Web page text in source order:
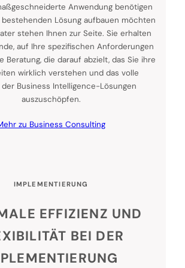
Anwendung benötigen
Lösung aufbauen möchten
stehen Ihnen zur Seite. Sie erhalten
auf Ihre spezifischen Anforderungen
Beratung, die darauf abzielt, das Sie ihre
wirklich verstehen und das volle
der Business Intelligence-Lösungen
auszuschöpfen.
zu Business Consulting
IMPLEMENTIERUNG
EFFIZIENZ UND
BEI DER